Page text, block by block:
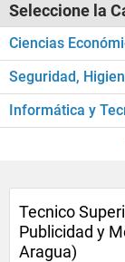
Seleccione la
Ciencias
Seguridad,
Informática y
Tecnico
Publicidad y
Aragua)